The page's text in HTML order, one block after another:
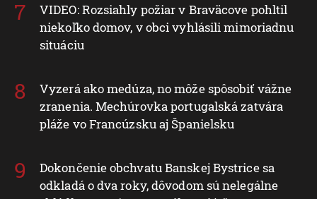
VIDEO: Rozsiahly požiar v Braväcove pohltil
niekoľko domov, v obci vyhlásili mimoriadnu
situáciu
Vyzerá ako medúza, no môže spôsobiť vážne
zranenia. Mechúrovka portugalská zatvára
pláže vo Francúzsku aj Španielsku
Dokončenie obchvatu Banskej Bystrice sa
odkladá o dva roky, dôvodom sú nelegálne